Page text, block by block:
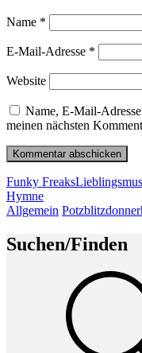
Name *
E-Mail-Adresse *
Website
Name, E-Mail-
meinen nächsten
Vorheriger
Beitrag
Funky Freaks
Hymne
Nächster
Allgemein
Suchen/Finden